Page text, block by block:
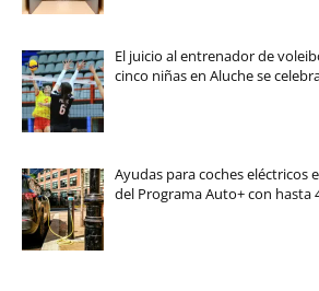
El juicio al entrenador de
cinco niñas en Aluche se
Ayudas para coches eléctricos
del Programa Auto+ con hasta